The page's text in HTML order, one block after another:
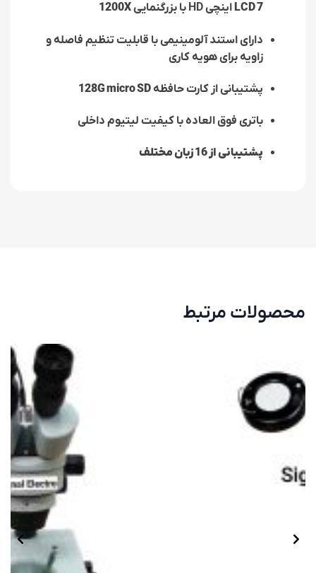
LCD 7اینچی HD با بزرگنمایی 1200X
دارای استند آلومینیمی با قابلیت تنظیم فاصله و
زاویه برای هویه کاری
پشتیبانی از کارت حافظه 128G micro SD
باتری فوق العاده با کیفیت لیتیوم داخلی
پشتیبانی از 16 زبان مختلف
محصولات مرتبط